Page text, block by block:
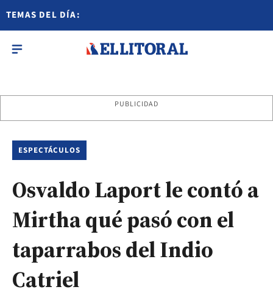
TEMAS DEL DÍA:
PUBLICIDAD
ESPECTÁCULOS
Osvaldo Laport le contó a
Mirtha qué pasó con el
taparrabos del Indio
Catriel